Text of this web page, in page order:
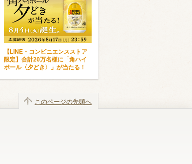
【LINE・コンビニエンスストア
限定】合計20万名様に「角ハイ
ボール〈夕どき〉」が当たる！
このページの先頭へ